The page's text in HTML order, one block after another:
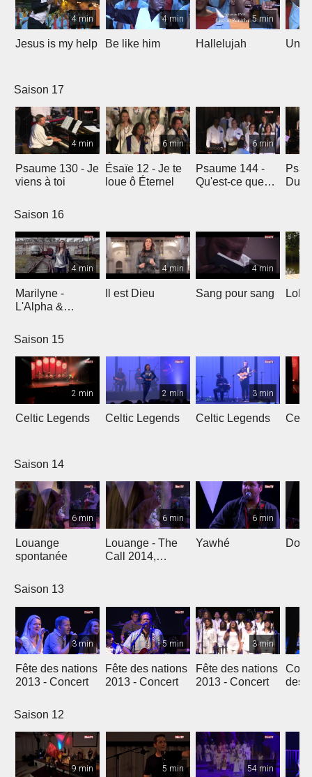
4 min
Jesus is my help
4 min
Be like him
5 min
Hallelujah Un
Saison 17
4 min
Psaume 130 - Je
viens à toi
6 min
Ésaïe 12 - Je te
loue ô Éternel
6 min
Psaume 144 -
Qu'est-ce que
Du
Saison 16
4 min
Marilyne -
L'Alpha &
4 min
Il est Dieu
4 min
Sang pour sang Lola
Saison 15
2 min
Celtic Legends
2 min
Celtic Legends
3 min
Celtic Legends
Saison 14
6 min
Louange
spontanée
6 min
Louange - The
Call 2014,
6 min
Yawhé
Saison 13
3 min
Fête des nations
2013 - Concert
5 min
Fête des nations
2013 - Concert
3 min
Fête des nations
2013 - Concert
des
Saison 12
9 min 5 min 54 min